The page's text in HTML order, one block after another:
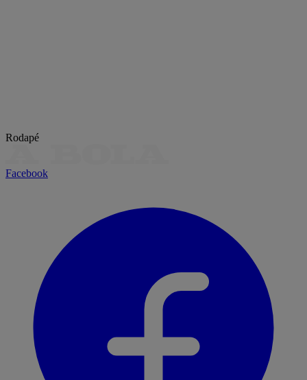
Rodapé
Facebook